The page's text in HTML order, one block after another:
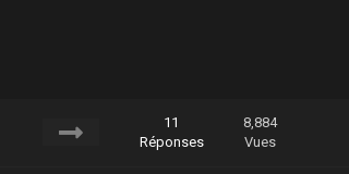
11
Réponses
8,884
Vues